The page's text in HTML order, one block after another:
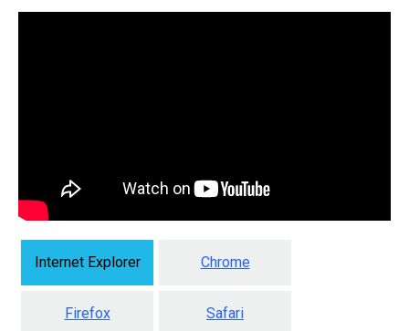
Internet Explorer Chrome
Firefox Safari